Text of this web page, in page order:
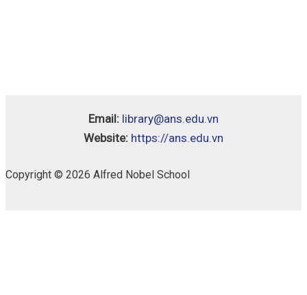
Email: library@ans.edu.vn
Website: https://ans.edu.vn
Copyright © 2026 Alfred Nobel School